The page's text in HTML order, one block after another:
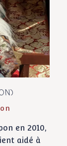
en 2010,
aidé à